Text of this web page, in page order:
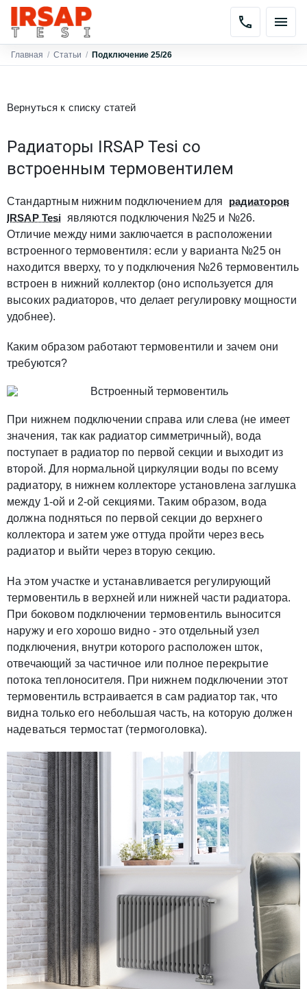
Главная / Статьи / Подключение 25/26
Вернуться к списку статей
Радиаторы IRSAP Tesi со
встроенным термовентилем
Стандартным нижним подключением для радиаторов
IRSAP Tesi являются подключения №25 и №26.
Отличие между ними заключается в расположении
встроенного термовентиля: если у варианта №25 он
находится вверху, то у подключения №26 термовентиль
встроен в нижний коллектор (оно используется для
высоких радиаторов, что делает регулировку мощности
удобнее).
Каким образом работают термовентили и зачем они
требуются?
При нижнем подключении справа или слева (не имеет
значения, так как радиатор симметричный), вода
поступает в радиатор по первой секции и выходит из
второй. Для нормальной циркуляции воды по всему
радиатору, в нижнем коллекторе установлена заглушка
между 1-ой и 2-ой секциями. Таким образом, вода
должна подняться по первой секции до верхнего
коллектора и затем уже оттуда пройти через весь
радиатор и выйти через вторую секцию.
На этом участке и устанавливается регулирующий
термовентиль в верхней или нижней части радиатора.
При боковом подключении термовентиль выносится
наружу и его хорошо видно - это отдельный узел
подключения, внутри которого расположен шток,
отвечающий за частичное или полное перекрытие
потока теплоносителя. При нижнем подключении этот
термовентиль встраивается в сам радиатор так, что
видна только его небольшая часть, на которую должен
надеваться термостат (термоголовка).